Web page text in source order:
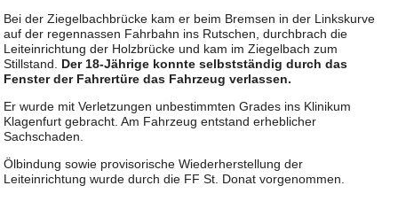
Bei der Ziegelbachbrücke kam er beim Bremsen in der Linkskurve
auf der regennassen Fahrbahn ins Rutschen, durchbrach die
Leiteinrichtung der Holzbrücke und kam im Ziegelbach zum
Stillstand. Der 18-Jährige konnte selbstständig durch das
Fenster der Fahrertüre das Fahrzeug verlassen.
Er wurde mit Verletzungen unbestimmten Grades ins Klinikum
Klagenfurt gebracht. Am Fahrzeug entstand erheblicher
Sachschaden.
Ölbindung sowie provisorische Wiederherstellung der
Leiteinrichtung wurde durch die FF St. Donat vorgenommen.